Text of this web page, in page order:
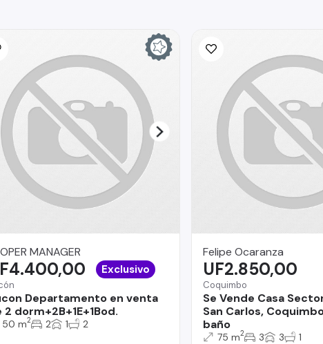
MANAGER
Departamento en venta
2 dorm+2B+1E+1Bod.
Exclusivo
50 m2 2 1 2
Felipe Ocaranza
Coquimbo
Se Vende Casa
San Carlos,
baño
UF2.850,00
75 m2 3 3 1